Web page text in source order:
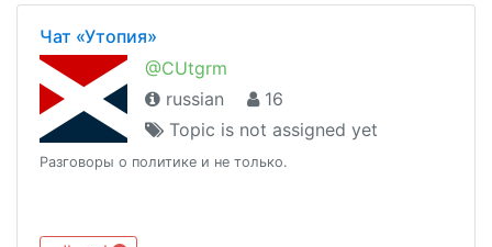
Чат «Утопия»
@CUtgrm
russian
16
Topic is not assigned yet
Разговоры о политике и не только.